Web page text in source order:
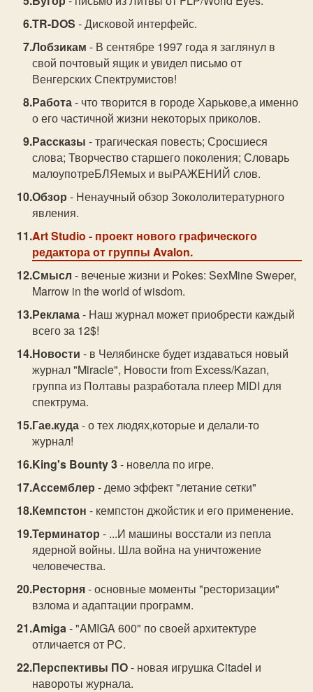
TR-DOS - Дисковой интерфейс.
Лобзикам - В сентябре 1997 года я заглянул в
свой почтовый ящик и увидел письмо от
Венгерских Спектрумистов!
Работа- что творится в городе Харькове,а именно
о его частичной жизни некоторых приколов.
Рассказы - трагическая повесть; Сросшиеся
слова; Творчество старшего поколения; Словарь
малоупотреБЛЯемых и выРАЖЕНИЙ слов.
Обзор - Ненаучный обзор Зокололитературного
явления.
Art Studio - проект нового графического
редактора от группы Avalon.
Смысл - веченые жизни и Pokes: SexMine Sweper,
Marrow in the world of wisdom.
Реклама- Наш журнал может приобрести каждый
всего за 12$!
Новости - в Челябинске будет издаваться новый
журнал "Miracle", Новости from Excess/Kazan,
группа из Полтавы разработала плеер MIDI для
спектрума.
Гае.куда- о тех людях,которые и делали-то
журнал!
King's Bounty 3- новелла по игре.
Ассемблер - демо эффект "летание сетки"
Кемпстон - кемпстон джойстик и eго применение.
Терминатор - ...И машины восстали из пепла
ядерной войны. Шла война на уничтожение
человечества.
Ресторня- основные моменты "ресторизации"
взлома и адаптации программ.
Amiga- "AMIGA 600" по своей архитектуре
отличается от PC.
Перспективы ПО- новая игрушка Citadel и
навороты журнала.